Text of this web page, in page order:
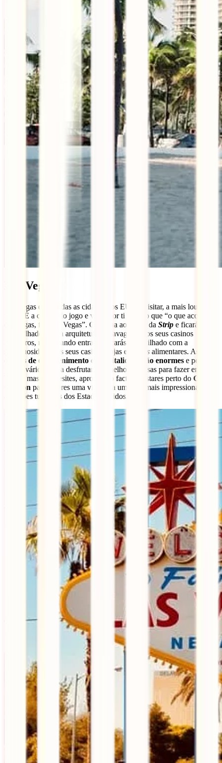
Las Vegas
Las Vegas é, de todas as cidades dos EUA a visitar, a mais louca de
todas. É a capital do jogo e verás por ti mesmo que “o que acontece
em Vegas, fica em Vegas”. Caminha ao longo da Strip e ficarás
maravilhado com a arquitetura extravagante dos seus casinos
hoteleiros, mas quando entrares, ficarás maravilhado com a
sumptuosidade dos seus casinos, lojas e
buffets alimentares. As
opções de entretenimento e hospitalidade são enormes e poderás
passar vários dias a desfrutar das melhores coisas para fazer em Las
Vegas, mas não hesites, aproveita o facto de estares perto do Grand
Canyon para fazeres uma viagem a uma das mais impressionantes
atracções turísticas dos Estados Unidos.